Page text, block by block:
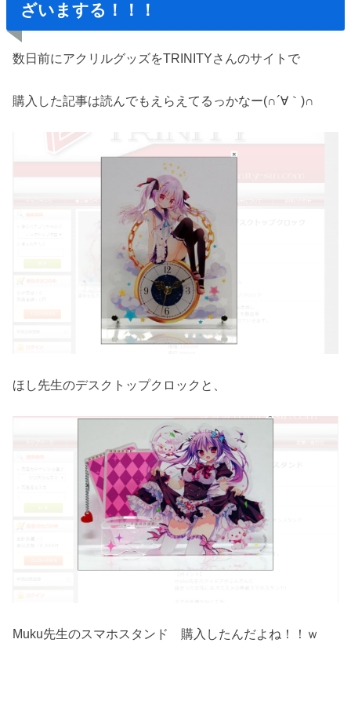
ざいまする！！！
数日前にアクリルグッズをTRINITYさんのサイトで
購入した記事は読んでもえらえてるっかなー(∩´∀｀)∩
ほし先生のデスクトップクロックと、
Muku先生のスマホスタンド 購入したんだよね！！ｗ